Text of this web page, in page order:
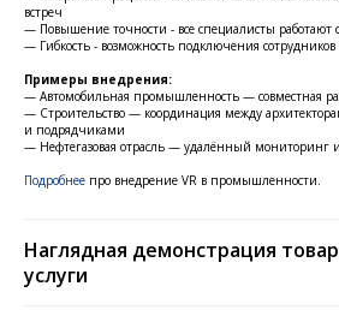
встреч
— Повышение точности - все специалисты работают
— Гибкость - возможность подключения
Примеры внедрения:
— Автомобильная промышленность — совместная
— Строительство — координация между
и подрядчиками
— Нефтегазовая отрасль — удалённый мониторинг
Подробнее про внедрение VR в промышленности.
Наглядная демонстрация
услуги